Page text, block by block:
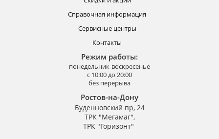
Справочная информация
Сервисные центры
Контакты
Режим работы:
понедельник-воскресенье
с 10:00 до 20:00
без перерыва
Ростов-на-Дону
Буденновский пр, 24
ТРК "Мегамаг",
ТРК "Горизонт"